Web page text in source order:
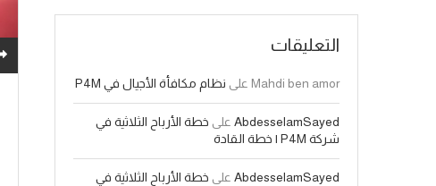
التعليقات
Mahdi ben amor على نظام مكافأة الأجيال في P4M
AbdesselamSayed على خطة الأرباح الثلاثية في
شركة P4M | خطة القادة
AbdesselamSayed على خطة الأرباح الثلاثية في